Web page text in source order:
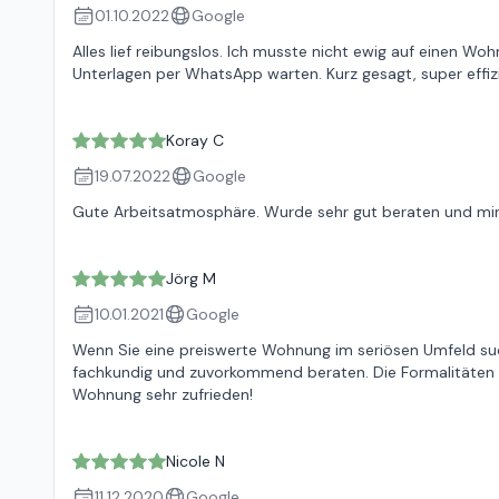
01.10.2022
Google
Alles lief reibungslos. Ich musste nicht ewig auf einen
Unterlagen per WhatsApp warten. Kurz gesagt, super
Koray C
19.07.2022
Google
Gute Arbeitsatmosphäre. Wurde sehr gut beraten und
Jörg M
10.01.2021
Google
Wenn Sie eine preiswerte Wohnung im seriösen Umfeld
fachkundig und zuvorkommend beraten. Die
Wohnung sehr zufrieden!
Nicole N